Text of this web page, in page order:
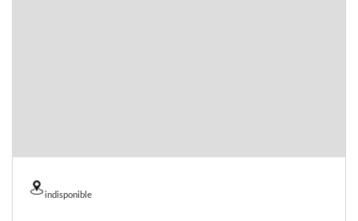
indisponible